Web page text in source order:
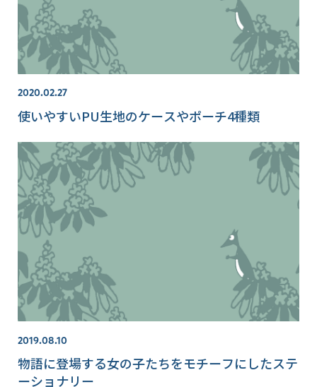
2020.02.27
使いやすいPU生地のケースやポーチ4種類
2019.08.10
物語に登場する女の子たちをモチーフにしたステ
ーショナリー